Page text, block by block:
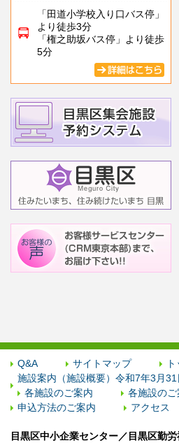
「田道小学校入り口バス停」
より徒歩3分
「権之助坂バス停」より徒歩
5分
Q&A サイトマップ
施設案内（施設概要）令和7年3月
各施設のご案内
各施設の
申込方法のご案内
アクセス
目黒区中小企業センター／目黒区勤